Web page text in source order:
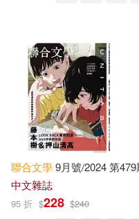
Collins(6970)
Anthony(6947)
Roberts(6759)
Christopher(6596)
世一(6058)
Random House
Scholastic Library
中華書局(5665)
聯合文學9月號/2024 第479
中文雜誌
95 折 $228 $240